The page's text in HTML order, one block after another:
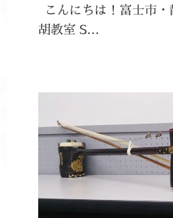
こんにちは！富士市
胡教室 S…